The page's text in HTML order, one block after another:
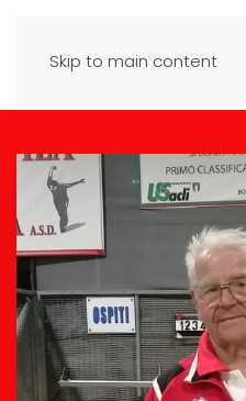
Skip to main content